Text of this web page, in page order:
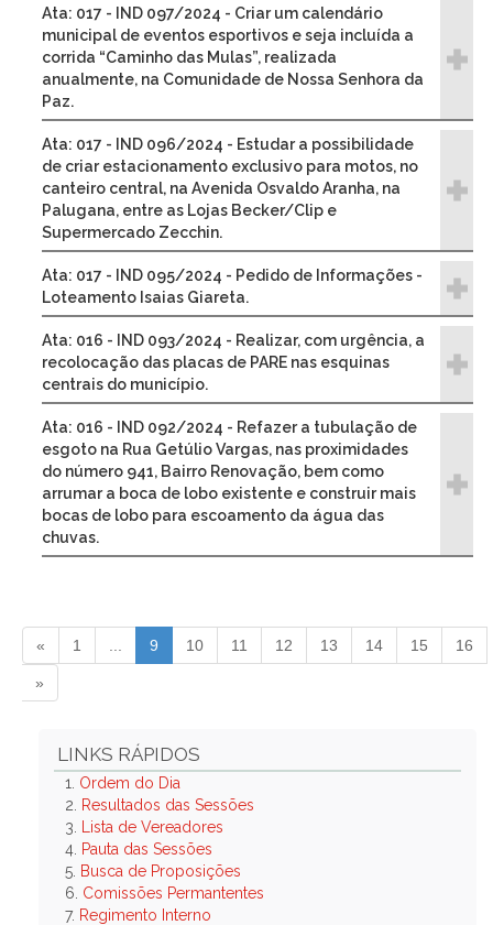
Ata: 017 - IND 097/2024 - Criar um calendário
municipal de eventos esportivos e seja incluída a
corrida “Caminho das Mulas”, realizada
anualmente, na Comunidade de Nossa Senhora da
Paz.
Ata: 017 - IND 096/2024 - Estudar a possibilidade
de criar estacionamento exclusivo para motos, no
canteiro central, na Avenida Osvaldo Aranha, na
Palugana, entre as Lojas Becker/Clip e
Supermercado Zecchin.
Ata: 017 - IND 095/2024 - Pedido de Informações -
Loteamento Isaias Giareta.
Ata: 016 - IND 093/2024 - Realizar, com urgência, a
recolocação das placas de PARE nas esquinas
centrais do município.
Ata: 016 - IND 092/2024 - Refazer a tubulação de
esgoto na Rua Getúlio Vargas, nas proximidades
do número 941, Bairro Renovação, bem como
arrumar a boca de lobo existente e construir mais
bocas de lobo para escoamento da água das
chuvas.
« 1 9 10 11 12 13 14 15 16
»
LINKS RÁPIDOS
1. Ordem do Dia
2.
Resultados das Sessões
3.
Lista de Vereadores
4. Pauta das Sessões
5. Busca de Proposições
6. Comissões Permantentes
7. Regimento Interno